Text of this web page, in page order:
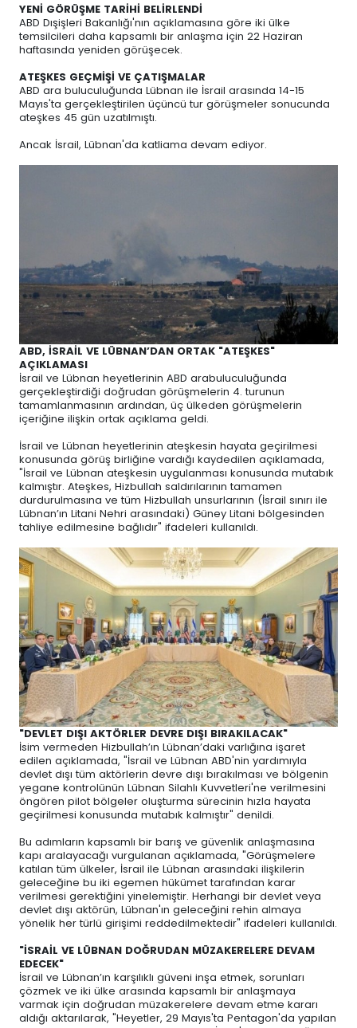
YENİ GÖRÜŞME TARİHİ BELİRLENDİ
ABD Dışişleri Bakanlığı'nın açıklamasına göre iki ülke
temsilcileri daha kapsamlı bir anlaşma için 22 Haziran
haftasında yeniden görüşecek.
ATEŞKES GEÇMİŞİ VE ÇATIŞMALAR
ABD ara buluculuğunda Lübnan ile İsrail arasında 14-15
Mayıs'ta gerçekleştirilen üçüncü tur görüşmeler sonucunda
ateşkes 45 gün uzatılmıştı.
Ancak İsrail, Lübnan'da katliama devam ediyor.
ABD, İSRAİL VE LÜBNAN’DAN ORTAK "ATEŞKES"
AÇIKLAMASI
İsrail ve Lübnan heyetlerinin ABD arabuluculuğunda
gerçekleştirdiği doğrudan görüşmelerin 4. turunun
tamamlanmasının ardından, üç ülkeden görüşmelerin
içeriğine ilişkin ortak açıklama geldi.
İsrail ve Lübnan heyetlerinin ateşkesin hayata geçirilmesi
konusunda görüş birliğine vardığı kaydedilen açıklamada,
"İsrail ve Lübnan ateşkesin uygulanması konusunda mutabık
kalmıştır. Ateşkes, Hizbullah saldırılarının tamamen
durdurulmasına ve tüm Hizbullah unsurlarının (İsrail sınırı ile
Lübnan’ın Litani Nehri arasındaki) Güney Litani bölgesinden
tahliye edilmesine bağlıdır" ifadeleri kullanıldı.
"DEVLET DIŞI AKTÖRLER DEVRE DIŞI BIRAKILACAK"
İsim vermeden Hizbullah’ın Lübnan’daki varlığına işaret
edilen açıklamada, "İsrail ve Lübnan ABD'nin yardımıyla
devlet dışı tüm aktörlerin devre dışı bırakılması ve bölgenin
yegane kontrolünün Lübnan Silahlı Kuvvetleri'ne verilmesini
öngören pilot bölgeler oluşturma sürecinin hızla hayata
geçirilmesi konusunda mutabık kalmıştır" denildi.
Bu adımların kapsamlı bir barış ve güvenlik anlaşmasına
kapı aralayacağı vurgulanan açıklamada, "Görüşmelere
katılan tüm ülkeler, İsrail ile Lübnan arasındaki ilişkilerin
geleceğine bu iki egemen hükümet tarafından karar
verilmesi gerektiğini yinelemiştir. Herhangi bir devlet veya
devlet dışı aktörün, Lübnan'ın geleceğini rehin almaya
yönelik her türlü girişimi reddedilmektedir" ifadeleri kullanıldı.
"İSRAİL VE LÜBNAN DOĞRUDAN MÜZAKERELERE DEVAM
EDECEK"
İsrail ve Lübnan’ın karşılıklı güveni inşa etmek, sorunları
çözmek ve iki ülke arasında kapsamlı bir anlaşmaya
varmak için doğrudan müzakerelere devam etme kararı
aldığı aktarılarak, "Heyetler, 29 Mayıs'ta Pentagon'da yapılan